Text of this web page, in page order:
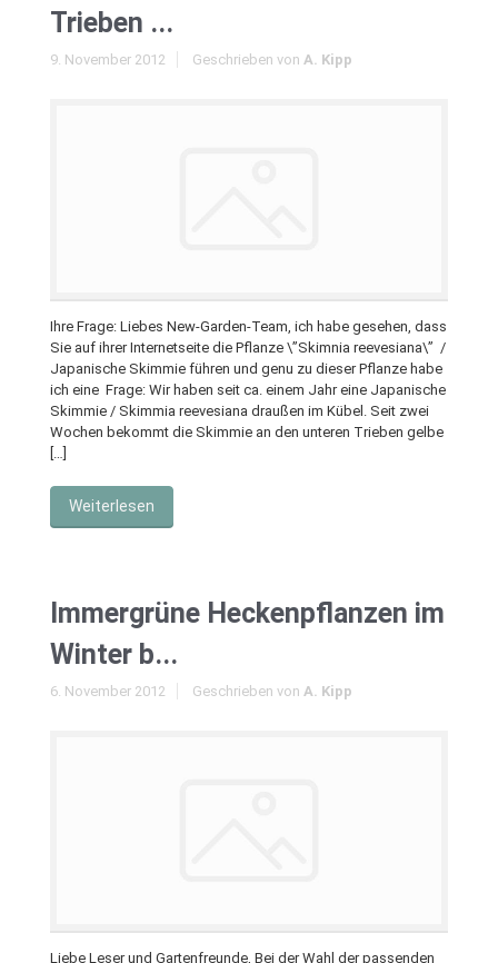
Trieben ...
9. November 2012 Geschrieben von A. Kipp
Ihre Frage: Liebes New-Garden-Team, ich habe gesehen, dass
Sie auf ihrer Internetseite die Pflanze \”Skimnia reevesiana\” /
Japanische Skimmie führen und genu zu dieser Pflanze habe
ich eine Frage: Wir haben seit ca. einem Jahr eine Japanische
Skimmie / Skimmia reevesiana draußen im Kübel. Seit zwei
Wochen bekommt die Skimmie an den unteren Trieben gelbe
[…]
Weiterlesen
Immergrüne Heckenpflanzen im
Winter b...
6. November 2012 Geschrieben von A. Kipp
Liebe Leser und Gartenfreunde, Bei der Wahl der passenden